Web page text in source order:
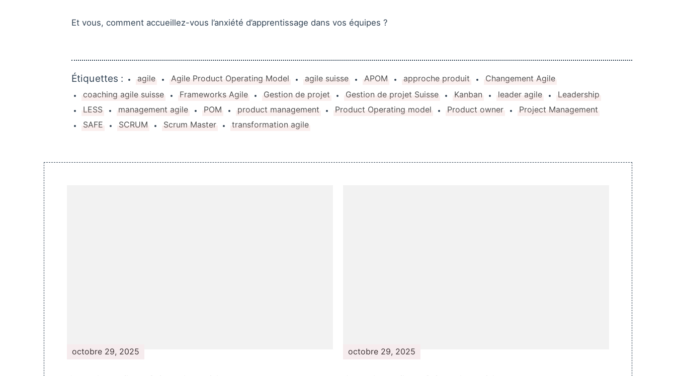
Et vous, comment accueillez-vous l’anxiété d’apprentissage dans vos équipes ?
Étiquettes : agile Agile Product Operating Model agile suisse APOM approche produit
Changement Agile
coaching agile suisse
Frameworks Agile Gestion de projet Gestion de projet Suisse Kanban leader agile
Leadership
LESS
management agile POM product management Product Operating model Product owner
Project Management
SAFE
SCRUM Scrum Master transformation agile
octobre 29, 2025 octobre 29, 2025